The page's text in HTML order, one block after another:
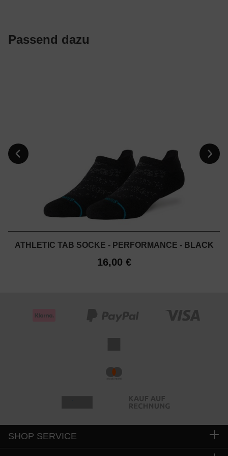
Passend dazu
ATHLETIC TAB SOCKE - PERFORMANCE - BLACK
16,00 €
SHOP SERVICE